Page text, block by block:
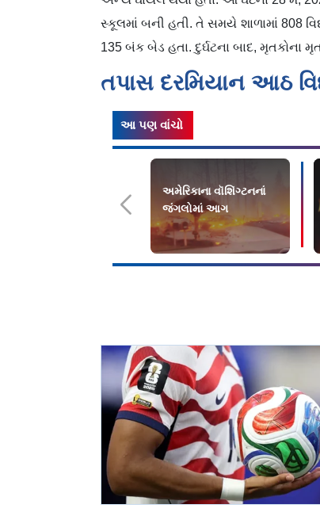
સ્કૂલમાં બની હતી. તે સમયે શાળામાં 808
135 બંક બેડ હતા. દુર્ઘટના બાદ, મૃતકોના
તપાસ દરમિયાન આઠ
આ પણ વાંચો
અમેરિકાના વૉશિંગ્ટનનાં
જંગલોમાં આગ